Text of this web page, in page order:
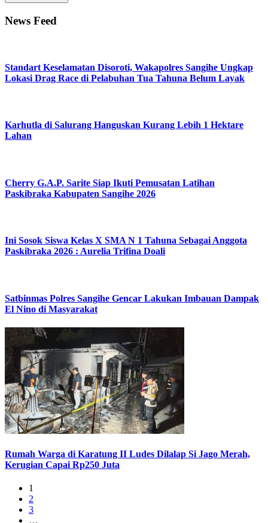
News Feed
Standart Keselamatan Disoroti, Wakapolres Sangihe Ungkap
Lokasi Drag Race di Pelabuhan Tua Tahuna Belum Layak
Karhutla di Salurang Hanguskan Kurang Lebih 1 Hektare
Lahan
Cherry G.A.P. Sarite Siap Ikuti Pemusatan Latihan
Paskibraka Kabupaten Sangihe 2026
Ini Sosok Siswa Kelas X SMA N 1 Tahuna Sebagai Anggota
Paskibraka 2026 : Aurelia Trifina Doali
Satbinmas Polres Sangihe Gencar Lakukan Imbauan Dampak
El Nino di Masyarakat
Rumah Warga di Karatung II Ludes Dilalap Si Jago Merah,
Kerugian Capai Rp250 Juta
1
2
3
…